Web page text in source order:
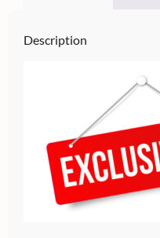
Description